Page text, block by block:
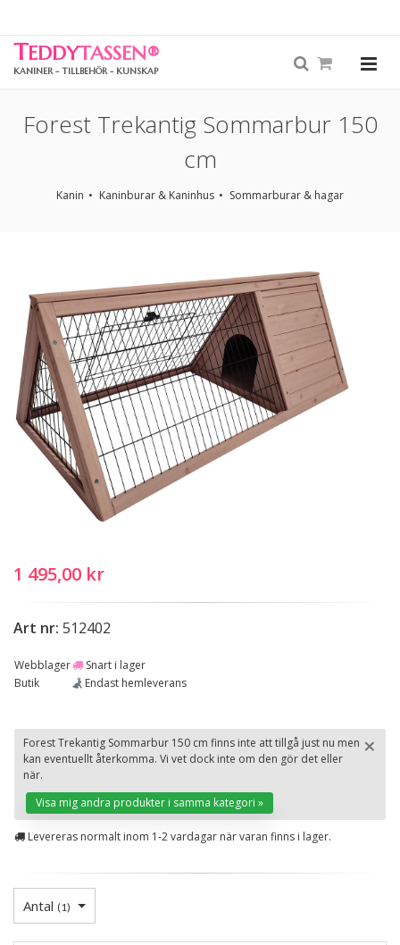
TEDDYTASSEN®
KANINER - TILLBEHÖR - KUNSKAP
Forest Trekantig Sommarbur 150
cm
Kanin Kaninburar & Kaninhus Sommarburar & hagar
1 495,00 kr
Art nr: 512402
Webblager
Snart i lager
Butik
Endast hemleverans
×
Forest Trekantig Sommarbur 150 cm finns inte att tillgå just nu men
kan eventuellt återkomma. Vi vet dock inte om den gör det eller
när.
Visa mig andra produkter i samma kategori »
Levereras normalt inom 1-2 vardagar när varan finns i lager.
Antal (1)